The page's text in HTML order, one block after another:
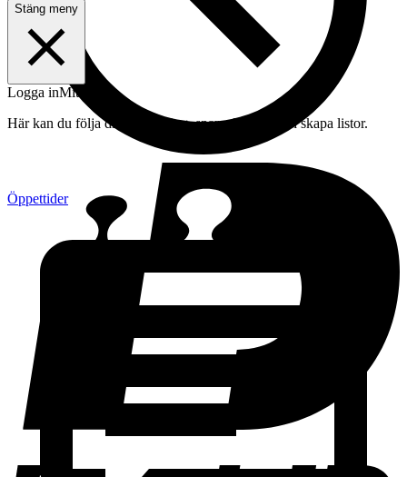
Öppettider
Stäng meny
Logga inMitt konto
Här kan du följa din beställning, spara drycker och skapa listor.